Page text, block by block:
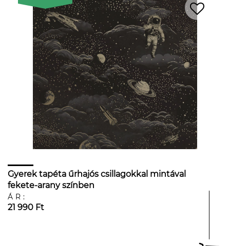
Gyerek tapéta űrhajós csillagokkal mintával
fekete-arany színben
ÁR:
21 990 Ft